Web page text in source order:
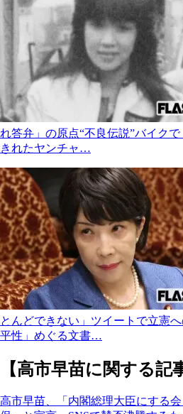
れ答弁」の原点“不良伝説”バイク
きれたヤンチャ…
とんどできない」ツイートで立憲
平性」めぐる文書…
【高市早苗に関する記
高市早苗、「内閣総理大臣にする